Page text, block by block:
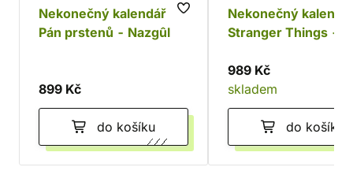
Nekonečný kalendář
Pán prstenů - Nazgûl
899 Kč
do košíku
Nekonečný
Stranger Things -
989 Kč
skladem
do košíku